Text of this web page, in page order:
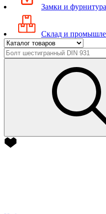
Замки и фурнитура
Склад и